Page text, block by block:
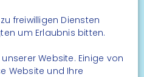
freiwilligen Diensten
um Erlaubnis bitten.
Website. Einige von
Website und Ihre